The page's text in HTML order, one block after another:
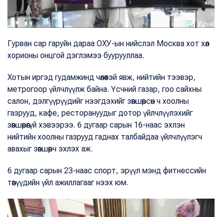
Гурван сар гаруйн дараа ОХУ-ын нийслэл Москва хот хөл
хорионы онцгой дэглэмээ буурууллаа.
Хотын иргэд гудамжинд чөлөөтэй явж, нийтийн тээвэр,
метрогоор үйлчлүүлж байна. Үсчний газар, гоо сайхны
салон, дэлгүүрүүдийг нээгдэхийг зөвшөөрсөн ч хоолны
газрууд, кафе, ресторануудыг дотор үйлчлүүлэхийг
зөвшөөрөөгүй хэвээрээ. 6 дугаар сарын 16-наас эхлэн
нийтийн хоолны газрууд гаднах талбайдаа үйлчлүүлэгч
авахыг зөвшөөрч эхлэх аж.
6 дугаар сарын 23-наас спорт, эрүүл мэнд фитнессийн
төвүүдийн үйл ажиллагааг нээх юм.